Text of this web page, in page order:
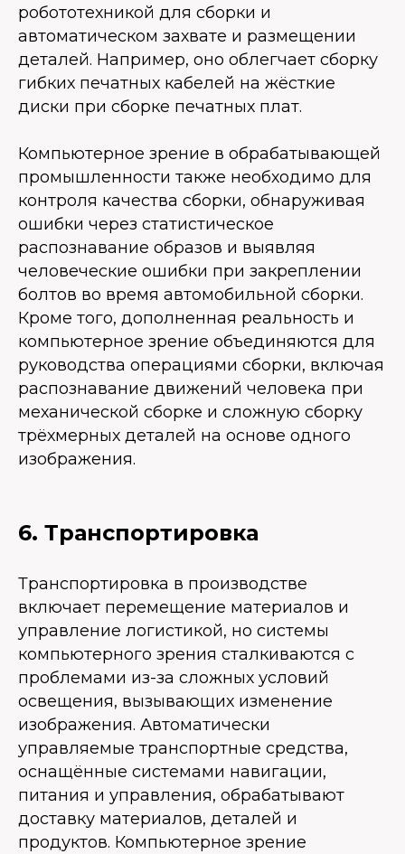
робототехникой для сборки и
автоматическом захвате и размещении
деталей. Например, оно облегчает сборку
гибких печатных кабелей на жёсткие
диски при сборке печатных плат.
Компьютерное зрение в обрабатывающей
промышленности также необходимо для
контроля качества сборки, обнаруживая
ошибки через статистическое
распознавание образов и выявляя
человеческие ошибки при закреплении
болтов во время автомобильной сборки.
Кроме того, дополненная реальность и
компьютерное зрение объединяются для
руководства операциями сборки, включая
распознавание движений человека при
механической сборке и сложную сборку
трёхмерных деталей на основе одного
изображения.
6. Транспортировка
Транспортировка в производстве
включает перемещение материалов и
управление логистикой, но системы
компьютерного зрения сталкиваются с
проблемами из-за сложных условий
освещения, вызывающих изменение
изображения. Автоматически
управляемые транспортные средства,
оснащённые системами навигации,
питания и управления, обрабатывают
доставку материалов, деталей и
продуктов. Компьютерное зрение